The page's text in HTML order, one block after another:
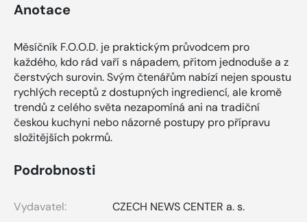
Anotace
Měsíčník F.O.O.D. je praktickým průvodcem pro
každého, kdo rád vaří s nápadem, přitom jednoduše a z
čerstvých surovin. Svým čtenářům nabízí nejen spoustu
rychlých receptů z dostupných ingrediencí, ale kromě
trendů z celého světa nezapomíná ani na tradiční
českou kuchyni nebo názorné postupy pro přípravu
složitějších pokrmů.
Podrobnosti
Vydavatel:
CZECH NEWS CENTER a. s.